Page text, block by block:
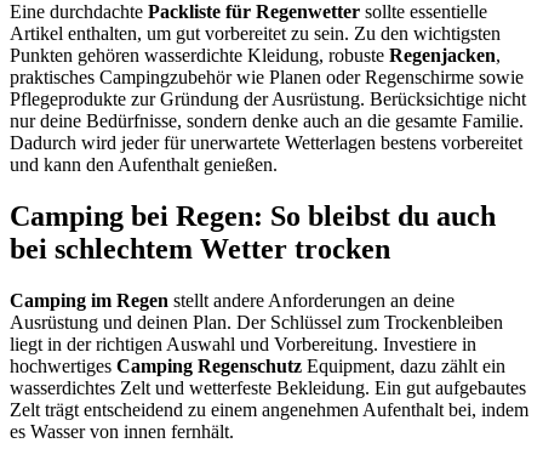
Eine durchdachte Packliste für Regenwetter sollte essentielle
Artikel enthalten, um gut vorbereitet zu sein. Zu den wichtigsten
Punkten gehören wasserdichte Kleidung, robuste Regenjacken,
praktisches Campingzubehör wie Planen oder Regenschirme sowie
Pflegeprodukte zur Gründung der Ausrüstung. Berücksichtige nicht
nur deine Bedürfnisse, sondern denke auch an die gesamte Familie.
Dadurch wird jeder für unerwartete Wetterlagen bestens vorbereitet
und kann den Aufenthalt genießen.
Camping bei Regen: So bleibst du auch
bei schlechtem Wetter trocken
Camping im Regen stellt andere Anforderungen an deine
Ausrüstung und deinen Plan. Der Schlüssel zum Trockenbleiben
liegt in der richtigen Auswahl und Vorbereitung. Investiere in
hochwertiges Camping Regenschutz Equipment, dazu zählt ein
wasserdichtes Zelt und wetterfeste Bekleidung. Ein gut aufgebautes
Zelt trägt entscheidend zu einem angenehmen Aufenthalt bei, indem
es Wasser von innen fernhält.